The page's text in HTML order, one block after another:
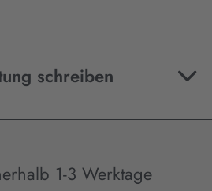
schreiben
1-3 Werktage